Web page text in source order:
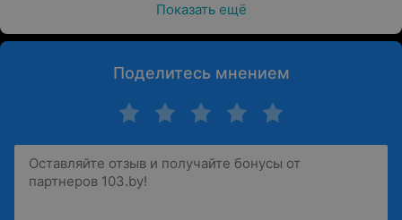
Показать ещё
Поделитесь мнением